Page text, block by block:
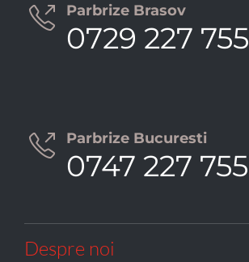
 Parbrize Brasov
0729 227 755
 Parbrize Bucuresti
0747 227 755
Despre noi